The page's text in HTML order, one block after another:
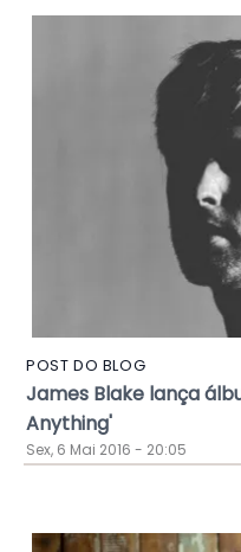
POST DO BLOG
James Blake lança
Anything'
Sex, 6 Mai 2016 - 20:05